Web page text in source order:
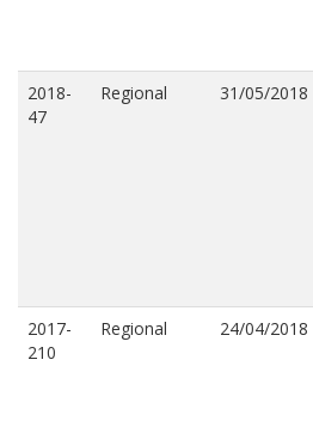
2018-
47
Regional 31/05/2018
2017-
210
Regional 24/04/2018